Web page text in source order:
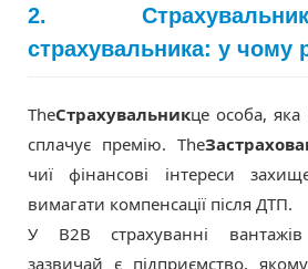
2.
страхувальника: у чому
TheСтрахувальникце особа, яка
сплачує премію. The
чиї фінансові інтереси
вимагати компенсації після ДТП.
У B2B страхуванні вантажів
зазвичай є підприємство,